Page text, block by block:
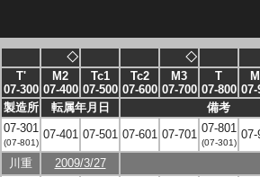
◇
◇
T'
07-300
M2
07-400
Tc1
07-500
Tc2
07-600
M3
07-700
T
07-800 07-
製造所 転属年月日
備考
07-301
(07-801)
07-401 07-501 07-601 07-701 07-801
(07-301)
07-
川重 2009/3/27